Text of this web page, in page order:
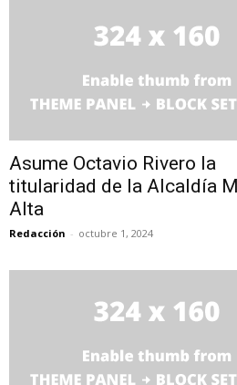
Asume Octavio Rivero la
titularidad de la Alcaldía
Alta
Redacción - octubre 1, 2024